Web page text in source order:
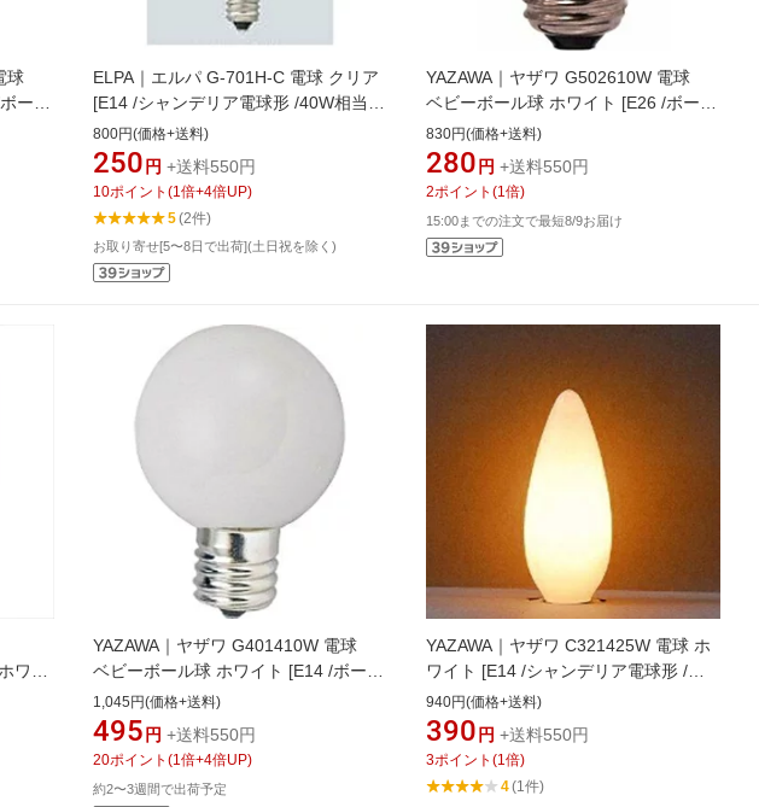
球
ール
ELPA｜エルパ G-701H-C 電球 クリア
[E14 /シャンデリア電球形 /40W相当 /
電球色 /1個][G701HC]
800円(価格+送料)
250 円 +送料550円
10ポイント (1 倍+4倍UP)
5(2件)
お取り寄せ[5〜8日で出荷](土日祝を除く)
YAZAWA｜ヤザワ G502610W 電球
ベビーボール球 ホワイト [E26 /ボール
電球形 /電球色 /1個][G502610W]
830円(価格+送料)
280 円 +送料550円
2ポイント (1 倍)
15:00までの注文で最短8/9お届け
ワイ
YAZAWA｜ヤザワ G401410W 電球
ベビーボール球 ホワイト [E14 /ボール
電球形 /電球色 /1個][G401410W]
1,045円(価格+送料)
495 円 +送料550円
20ポイント (1 倍+4倍UP)
約2〜3週間で出荷予定
YAZAWA｜ヤザワ C321425W 電球 ホ
ワイト [E14 /シャンデリア電球形 /電
球色 /1個][C321425W]
940円(価格+送料)
390 円 +送料550円
3ポイント (1 倍)
4(1件)